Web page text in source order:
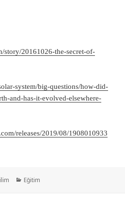
story/20161026-the-secret-of-
system/big-questions/how-did-
and-has-it-evolved-elsewhere-
releases/2019/08/1908010933
Kategoriler
Eğitim